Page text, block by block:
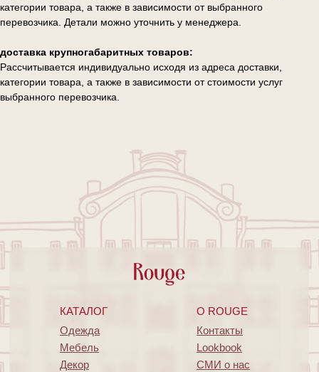
категории товара, а также в зависимости от выбранного
перевозчика. Детали можно уточнить у менеджера.
доставка крупногабаритных товаров:
Рассчитывается индивидуально исходя из адреса доставки,
категории товара, а также в зависимости от стоимости услуг
выбранного перевозчика.
КАТАЛОГ O ROUGE
Одежда
Мебель
Декор
Контакты
Lookbook
СМИ о нас